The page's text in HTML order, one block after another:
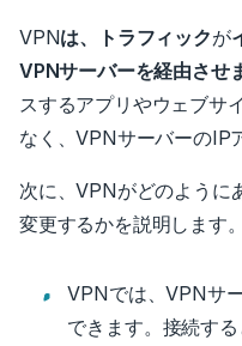
VPNは、トラフィックが
VPNサーバーを経由させ
スするアプリやウェブサ
なく、VPNサーバーのIP
次に、VPNがどのように
変更するかを説明します。
VPNでは、VPNサ
できます。 接続する